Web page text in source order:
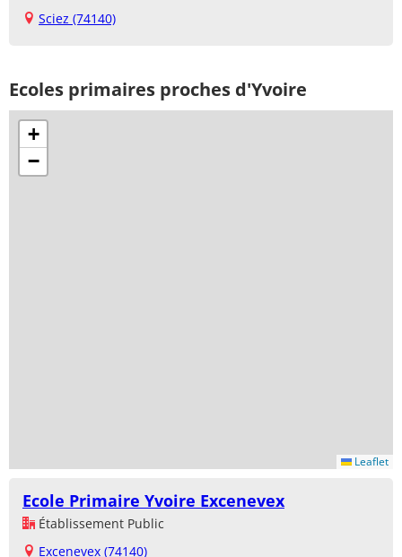
Sciez (74140)
Ecoles primaires proches d'Yvoire
+
−
Leaflet
Ecole Primaire Yvoire Excenevex
Établissement Public
Excenevex (74140)